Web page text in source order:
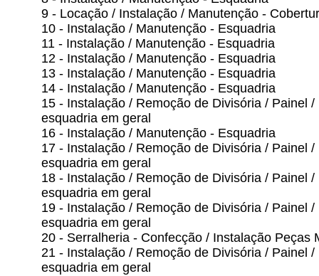
9 - Locação / Instalação / Manutenção -
10 - Instalação / Manutenção - Esquadria
11 - Instalação / Manutenção - Esquadria
12 - Instalação / Manutenção - Esquadria
13 - Instalação / Manutenção - Esquadria
14 - Instalação / Manutenção - Esquadria
15 - Instalação / Remoção de Divisória / Painel
esquadria em geral
16 - Instalação / Manutenção - Esquadria
17 - Instalação / Remoção de Divisória / Painel
esquadria em geral
18 - Instalação / Remoção de Divisória / Painel
esquadria em geral
19 - Instalação / Remoção de Divisória / Painel
esquadria em geral
20 - Serralheria - Confecção / Instalação Peças
21 - Instalação / Remoção de Divisória / Painel
esquadria em geral